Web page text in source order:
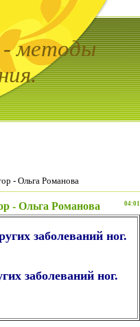
- методы
- Ольга Романова
04:01
- Ольга Романова
заболеваний ног.
заболеваний ног.